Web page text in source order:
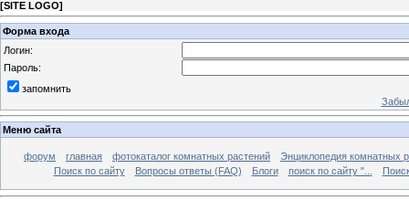
[SITE LOGO]
Форма входа
Логин:
Пароль:
запомнить
Меню сайта
форум главная фотокаталог комнатных растений
Энциклопедия комнатных
Поиск по сайту
Вопросы ответы (FAQ) Блоги поиск по сайту "...